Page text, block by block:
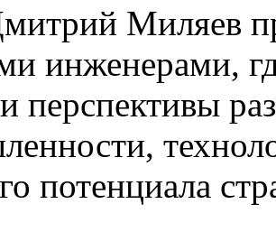
Миляев
инженерами,
перспективы
потенциала